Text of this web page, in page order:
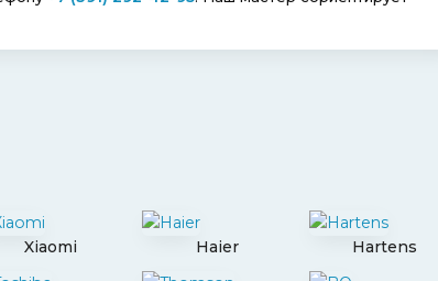
Xiaomi Haier Hartens